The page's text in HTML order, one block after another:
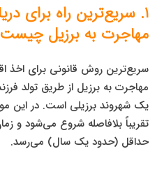
۱. سریع‌ترین راه برای
مهاجرت به برزیل
سریع‌ترین روش قانونی برای اخذ
مهاجرت به برزیل از طریق تولد
یک شهروند برزیلی است. در این
تقریباً بلافاصله شروع می‌شود و
حداقل (حدود یک سال) می‌رسد.